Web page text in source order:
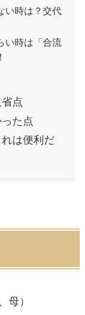
い時は？交代
い時は「合流
省点
った点
は便利だ
母）